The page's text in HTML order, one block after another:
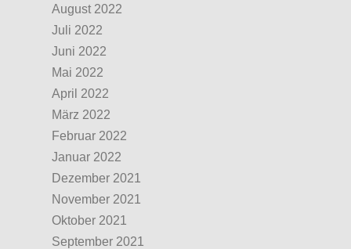
August 2022
Juli 2022
Juni 2022
Mai 2022
April 2022
März 2022
Februar 2022
Januar 2022
Dezember 2021
November 2021
Oktober 2021
September 2021